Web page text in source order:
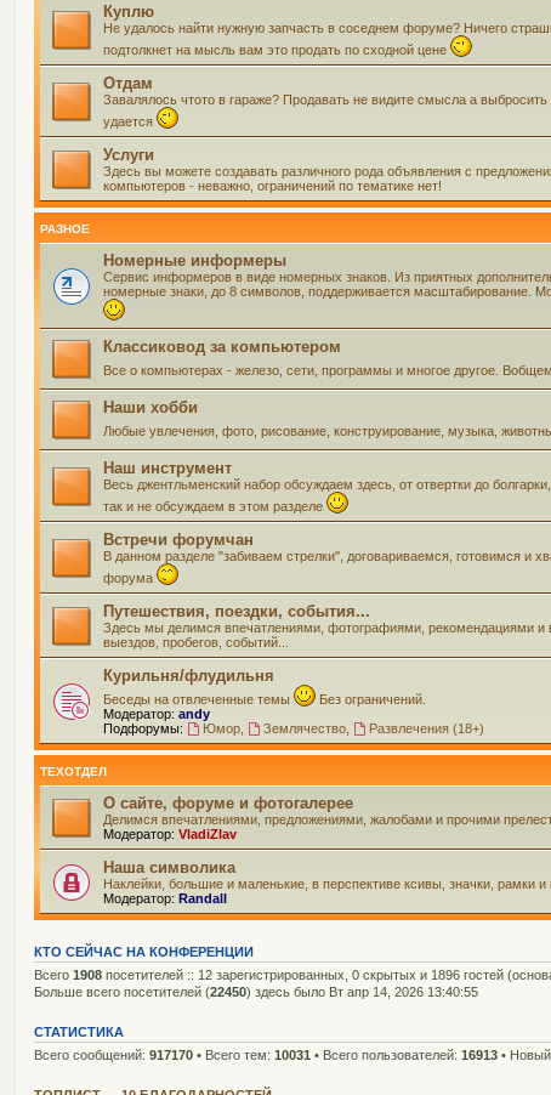
Куплю
Не удалось найти нужную запчасть в соседнем форуме? Ничего
подтолкнет на мысль вам это продать по сходной цене
Отдам
Завалялось чтото в гараже? Продавать не видите смысла а
удается
Услуги
Здесь вы можете создавать различного рода объявления с
компьютеров - неважно, ограничений по тематике нет!
РАЗНОЕ
Номерные информеры
Сервис информеров в виде номерных знаков. Из приятных
номерные знаки, до 8 символов, поддерживается масштабирование.
Классиковод за компьютером
Все о компьютерах - железо, сети, программы и многое другое.
Наши хобби
Любые увлечения, фото, рисование, конструирование, музыка,
Наш инструмент
Весь джентльменский набор обсуждаем здесь, от отвертки до
так и не обсуждаем в этом разделе
Встречи форумчан
В данном разделе "забиваем стрелки", договариваемся, готовимся и
форума
Путешествия, поездки, события...
Здесь мы делимся впечатлениями, фотографиями, рекомендациями и
выездов, пробегов, событий...
Курильня/флудильня
Беседы на отвлеченные темы
Без ограничений.
Модератор: andy
Подфорумы:
Юмор, Землячество, Развлечения (18+)
ТЕХОТДЕЛ
О сайте, форуме и фотогалерее
Делимся впечатлениями, предложениями, жалобами и прочими
Модератор: VladiZlav
Наша символика
Наклейки, большие и маленькие, в перспективе ксивы, значки, рамки
Модератор: Randall
КТО СЕЙЧАС НА КОНФЕРЕНЦИИ
Всего 1908 посетителей :: 12 зарегистрированных, 0 скрытых и 1896 гостей
Больше всего посетителей (22450) здесь было Вт апр 14, 2026 13:40:55
СТАТИСТИКА
Всего сообщений: 917170 • Всего тем: 10031 • Всего пользователей: 16913 •